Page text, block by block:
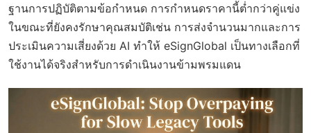
ฐานการปฏิบัติตามข้อกำหนด การกำหนดราคานี้ต่ำกว่าคู่แข่ง
ในขณะที่ยังคงรักษาคุณสมบัติเช่น การส่งจำนวนมากและการ
ประเมินความเสี่ยงด้วย AI ทำให้ eSignGlobal เป็นทางเลือกที่
ใช้งานได้จริงสำหรับการดำเนินงานข้ามพรมแดน